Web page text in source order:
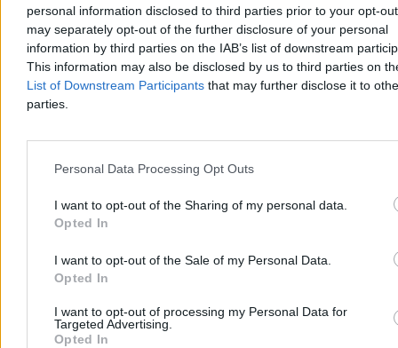
personal information disclosed to third parties prior to your opt-
may separately opt-out of the further disclosure of your personal
information by third parties on the IAB’s list of downstream
This information may also be disclosed by us to third parties on
List of Downstream Participants that may further disclose it to
parties.
Personal Data Processing Opt Outs
I want to opt-out of the Sharing of my personal data.
Opted In
I want to opt-out of the Sale of my Personal Data.
Opted In
I want to opt-out of processing my Personal Data for
Targeted Advertising.
Opted In
Kraj
Konfederacja wyśmiewa obietnicę wyborczą PiS.
„Nikt nie wybierze podróbki”